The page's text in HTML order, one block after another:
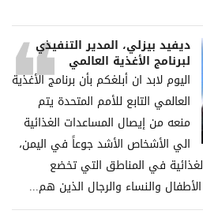
ديفيد بيزلي، المدير التنفيذي
لبرنامج الأغذية العالمي
اليوم لابد ان أبلغكم بأن برنامج الأغذية
العالمي التابع للأمم المتحدة يتم
منعه من إيصال المساعدات الغذائية
الي الأشخاص الأشد جوعاً في اليمن،
في المناطق التي تخضع
والنساء والرجال الذين هم...